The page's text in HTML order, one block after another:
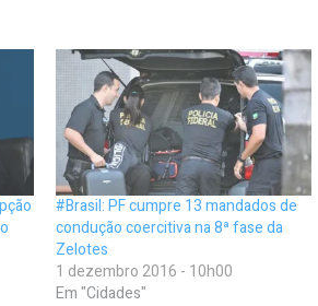
#Brasil: PF cumpre 13 mandados de
condução coercitiva na 8ª fase da
Zelotes
1 dezembro 2016 - 10h00
Em "Cidades"